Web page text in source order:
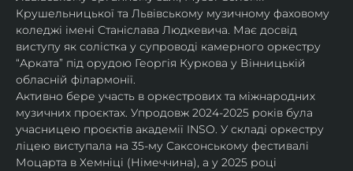
Крушельницької та Львівському музичному фаховому
коледжі імені Станіслава Людкевича. Має досвід
виступу як солістка у супроводі камерного оркестру
“Арката” під орудою Георгія Куркова у Вінницькій
обласній філармонії.
Активно бере участь в оркестрових та міжнародних
музичних проєктах. Упродовж 2024-2025 років була
учасницею проєктів академії INSO. У складі оркестру
ліцею виступала на 35-му Саксонському фестивалі
Моцарта в Хемніці (Німеччина), а у 2025 році